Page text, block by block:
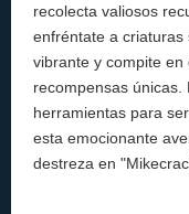
recolecta valiosos
enfréntate a criaturas
vibrante y compite
recompensas
herramientas para
esta emocionante
destreza en